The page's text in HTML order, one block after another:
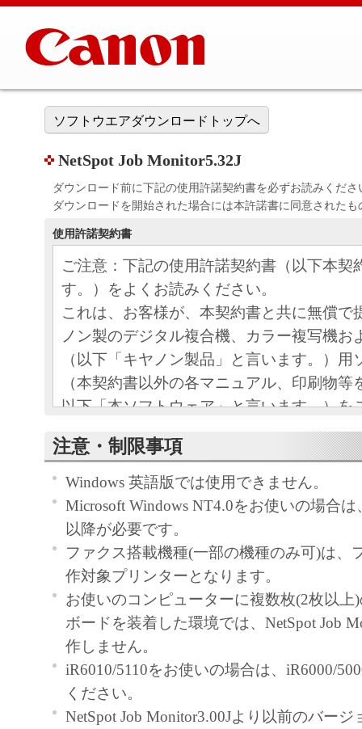
ソフトウエアダウンロードトップへ
NetSpot Job Monitor5.32J
ダウンロード前に下記の使用許諾契約書を必ずお読みくださ
ダウンロードを開始された場合には本許諾書に同意された
使用許諾契約書
ご注意：下記の使用許諾契約書（以下本契
す。）をよくお読みください。
これは、お客様が、本契約書と共に無償で
ノン製のデジタル複合機、カラー複写機お
（以下「キヤノン製品」と言います。）用
（本契約書以外の各マニュアル、印刷物等
以下「本ソフトウェア」と言います。）を
めの、お客様とキヤノン株式会社（以下キ
す。）との間の契約書です。
お客様は、『同意』を示す行為、または「
ア」の使用のいずれかをもって、本契約書
になります。お客様が本契約書に同意でき
ソフトウェア」を使用することはできませ
許諾
キヤノンは、お客様が「キヤノン
目的のために、「キヤノン製品」
トワークを通じ接続される複数の
下「指定機器」と言います。）に
トウェア」を使用（本契約書にお
注意・制限事項
Windows 英語版では使用できません。
Microsoft Windows NT4.0をお使いの場合は
以降が必要です。
ファクス搭載機種(一部の機種のみ可)は、
作対象プリンターとなります。
お使いのコンピューターに複数枚(2枚以上
ボードを装着した環境では、NetSpot Job
作しません。
iR6010/5110をお使いの場合は、iR6000/
ください。
NetSpot Job Monitor3.00Jより以前のバー